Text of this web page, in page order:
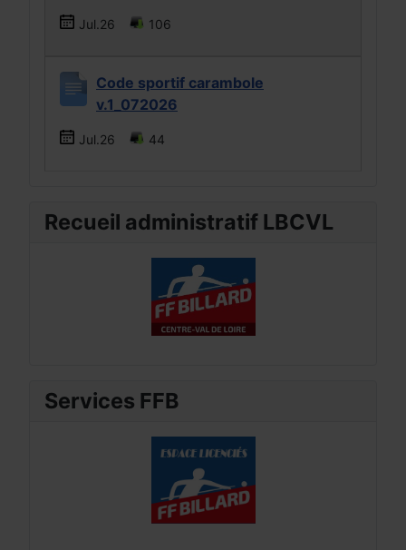
Jul.26 106
Code sportif carambole
v.1_072026
Jul.26 44
Recueil administratif LBCVL
Services FFB